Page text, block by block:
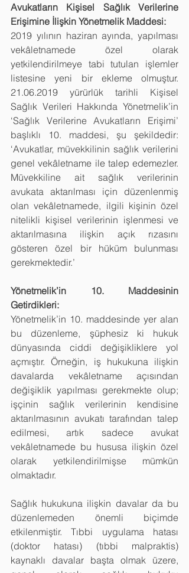
Avukatların Kişisel Sağlık Verilerine
Erişimine İlişkin Yönetmelik Maddesi:
2019 yılının haziran ayında, yapılması
vekâletnamede özel olarak
yetkilendirilmeye tabi tutulan işlemler
listesine yeni bir ekleme olmuştur.
21.06.2019 yürürlük tarihli Kişisel
Sağlık Verileri Hakkında Yönetmelik’in
‘Sağlık Verilerine Avukatların Erişimi’
başlıklı 10. maddesi, şu şekildedir:
‘Avukatlar, müvekkilinin sağlık verilerini
genel vekâletname ile talep edemezler.
Müvekkiline ait sağlık verilerinin
avukata aktarılması için düzenlenmiş
olan vekâletnamede, ilgili kişinin özel
nitelikli kişisel verilerinin işlenmesi ve
aktarılmasına ilişkin açık rızasını
gösteren özel bir hüküm bulunması
gerekmektedir.’
Yönetmelik’in 10. Maddesinin
Getirdikleri:
Yönetmelik’in 10. maddesinde yer alan
bu düzenleme, şüphesiz ki hukuk
dünyasında ciddi değişikliklere yol
açmıştır. Örneğin, iş hukukuna ilişkin
davalarda vekâletname açısından
değişiklik yapılması gerekmekte olup;
işçinin sağlık verilerinin kendisine
aktarılmasının avukatı tarafından talep
edilmesi, artık sadece avukat
vekâletnamede bu hususa ilişkin özel
olarak yetkilendirilmişse mümkün
olmaktadır.
Sağlık hukukuna ilişkin davalar da bu
düzenlemeden önemli biçimde
etkilenmiştir. Tıbbi uygulama hatası
(doktor hatası) (tıbbi malpraktis)
kaynaklı davalar başta olmak üzere,